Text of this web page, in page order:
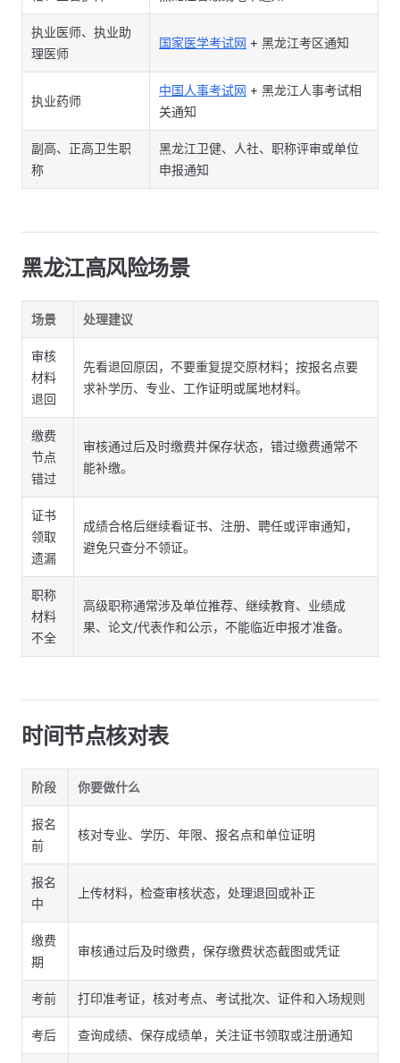
执业医师、执业助
理医师
国家医学考试网 + 黑龙江考区通知
执业药师
中国人事考试网 + 黑龙江人事考试相
关通知
副高、正高卫生职
称
黑龙江卫健、人社、职称评审或单位
申报通知
黑龙江高风险场景
场景 处理建议
审核
材料
退回
先看退回原因，不要重复提交原材料；按报名点要
求补学历、专业、工作证明或属地材料。
缴费
节点
错过
审核通过后及时缴费并保存状态，错过缴费通常不
能补缴。
证书
领取
遗漏
成绩合格后继续看证书、注册、聘任或评审通知，
避免只查分不领证。
职称
材料
不全
高级职称通常涉及单位推荐、继续教育、业绩成
果、论文/代表作和公示，不能临近申报才准备。
时间节点核对表
阶段 你要做什么
报名
前
核对专业、学历、年限、报名点和单位证明
报名
中
上传材料，检查审核状态，处理退回或补正
缴费
期
审核通过后及时缴费，保存缴费状态截图或凭证
考前 打印准考证，核对考点、考试批次、证件和入场规则
考后 查询成绩、保存成绩单，关注证书领取或注册通知